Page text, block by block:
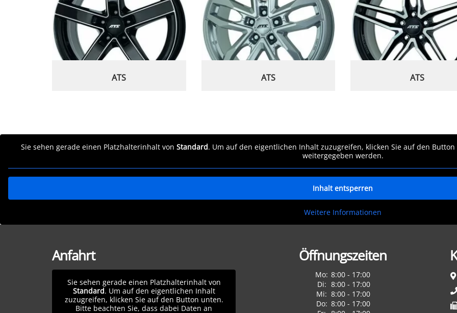
ATS ATS ATS
Sie sehen gerade einen Platzhalterinhalt von Standard. Um auf den eigentlichen Inhalt zuzugreifen, klicken Sie auf den
weitergegeben werden.
Inhalt entsperren
Weitere Informationen
Anfahrt
Sie sehen gerade einen Platzhalterinhalt von
Standard. Um auf den eigentlichen Inhalt
zuzugreifen, klicken Sie auf den Button unten.
Bitte beachten Sie, dass dabei Daten an
Öffnungszeiten
Mo: 8:00 - 17:00
Di: 8:00 - 17:00
Mi: 8:00 - 17:00
Do: 8:00 - 17:00